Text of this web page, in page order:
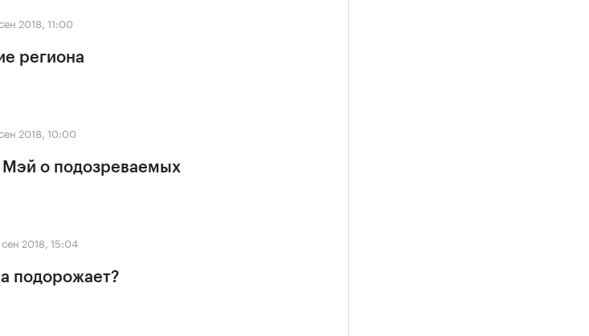
2018, 11:00
региона
2018, 10:00
Мэй о подозреваемых
2018, 15:04
подорожает?